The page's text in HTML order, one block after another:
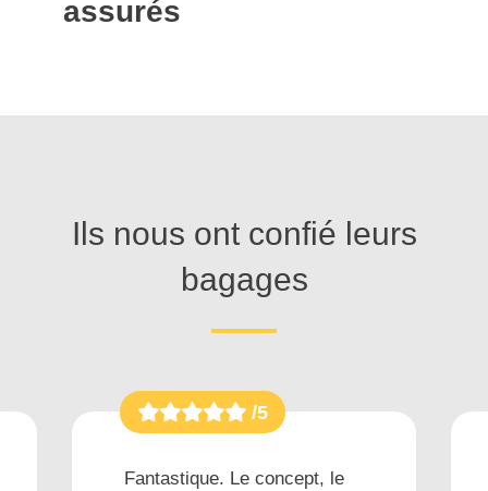
assurés
Ils nous ont confié leurs
bagages
/5
Fantastique. Le concept, le